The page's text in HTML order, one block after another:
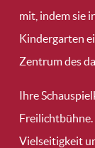
mit, indem sie
Kindergarten
Zentrum des
Ihre
Freilichtbühne.
Vielseitigkeit